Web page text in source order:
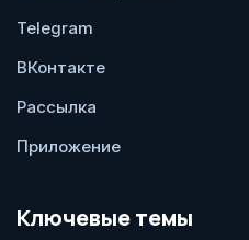
Telegram
ВКонтакте
Рассылка
Приложение
Ключевые темы